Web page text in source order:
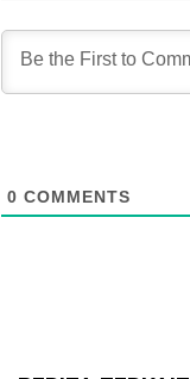
0 COMMENTS